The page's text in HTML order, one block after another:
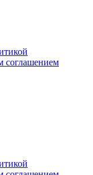
соглашением